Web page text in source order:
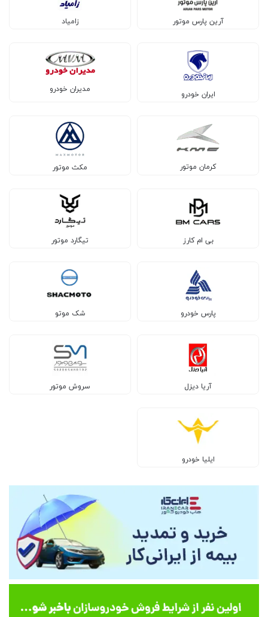
آرین پارس موتور زامیاد
ایران خودرو
مدیران خودرو
کرمان موتور مکث موتور
بی ام کارز تیگارد موتور
پارس خودرو شک موتو
آریا دیزل سروش موتور
ایلیا خودرو